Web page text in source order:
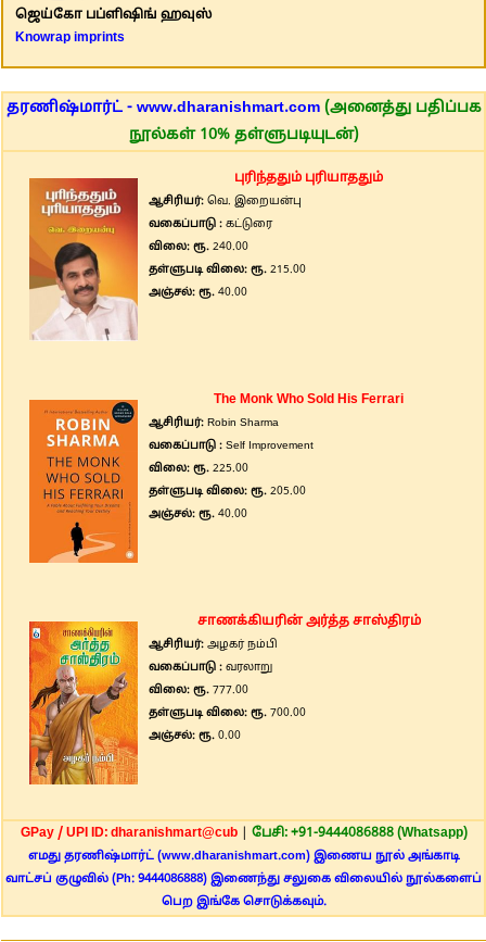
ஜெய்கோ பப்ளிஷிங் ஹவுஸ்
Knowrap imprints
தரணிஷ்மார்ட் - www.dharanishmart.com (அனைத்து பதிப்பக
நூல்கள் 10% தள்ளுபடியுடன்)
புரிந்ததும் புரியாததும்
ஆசிரியர்: வெ. இறையன்பு
வகைப்பாடு : கட்டுரை
விலை: ரூ. 240.00
தள்ளுபடி விலை: ரூ. 215.00
அஞ்சல்: ரூ. 40.00
The Monk Who Sold His Ferrari
ஆசிரியர்: Robin Sharma
வகைப்பாடு : Self Improvement
விலை: ரூ. 225.00
தள்ளுபடி விலை: ரூ. 205.00
அஞ்சல்: ரூ. 40.00
சாணக்கியரின் அர்த்த சாஸ்திரம்
ஆசிரியர்: அழகர் நம்பி
வகைப்பாடு : வரலாறு
விலை: ரூ. 777.00
தள்ளுபடி விலை: ரூ. 700.00
அஞ்சல்: ரூ. 0.00
GPay / UPI ID: dharanishmart@cub| பேசி: +91-9444086888 (Whatsapp)
எமது தரணிஷ்மார்ட் (www.dharanishmart.com) இணைய நூல் அங்காடி
வாட்சப் குழுவில் (Ph: 9444086888) இணைந்து சலுகை விலையில் நூல்களைப்
பெற இங்கே சொடுக்கவும்.